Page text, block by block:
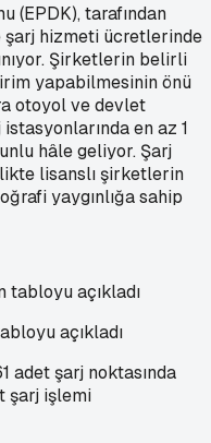
(EPDK), tarafından
şarj hizmeti ücretlerinde
Şirketlerin belirli
yapabilmesinin önü
otoyol ve devlet
en az 1
hâle geliyor. Şarj
lisanslı şirketlerin
yaygınlığa sahip
açıkladı
adet şarj noktasında
şarj işlemi